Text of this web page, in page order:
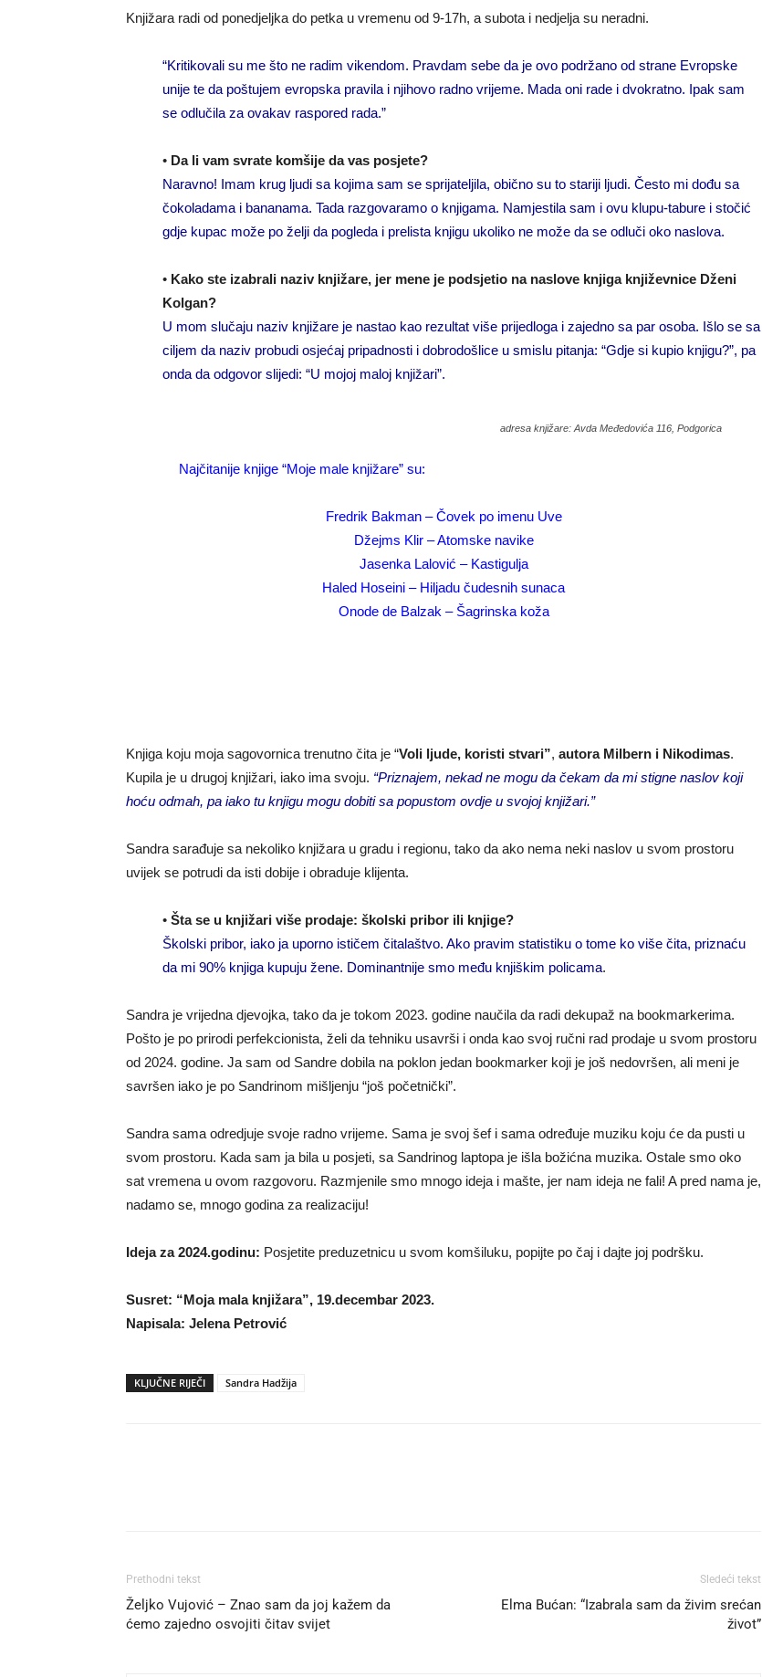
Knjižara radi od ponedjeljka do petka u vremenu od 9-17h, a subota i nedjelja su neradni.
“Kritikovali su me što ne radim vikendom. Pravdam sebe da je ovo podržano od strane Evropske
unije te da poštujem evropska pravila i njihovo radno vrijeme. Mada oni rade i dvokratno. Ipak sam
se odlučila za ovakav raspored rada.”
• Da li vam svrate komšije da vas posjete?
Naravno! Imam krug ljudi sa kojima sam se sprijateljila, obično su to stariji ljudi. Često mi dođu sa
čokoladama i bananama. Tada razgovaramo o knjigama. Namjestila sam i ovu klupu-tabure i stočić
gdje kupac može po želji da pogleda i prelista knjigu ukoliko ne može da se odluči oko naslova.
• Kako ste izabrali naziv knjižare, jer mene je podsjetio na naslove knjiga književnice Dženi
Kolgan?
U mom slučaju naziv knjižare je nastao kao rezultat više prijedloga i zajedno sa par osoba. Išlo se sa
ciljem da naziv probudi osjećaj pripadnosti i dobrodošlice u smislu pitanja: “Gdje si kupio knjigu?”, pa
onda da odgovor slijedi: “U mojoj maloj knjižari”.
adresa knjižare: Avda Međedovića 116, Podgorica
Najčitanije knjige “Moje male knjižare” su:
Fredrik Bakman – Čovek po imenu Uve
Džejms Klir – Atomske navike
Jasenka Lalović – Kastigulja
Haled Hoseini – Hiljadu čudesnih sunaca
Onode de Balzak – Šagrinska koža
Knjiga koju moja sagovornica trenutno čita je “Voli ljude, koristi stvari”, autora Milbern i Nikodimas.
Kupila je u drugoj knjižari, iako ima svoju. “Priznajem, nekad ne mogu da čekam da mi stigne naslov koji
hoću odmah, pa iako tu knjigu mogu dobiti sa popustom ovdje u svojoj knjižari.”
Sandra sarađuje sa nekoliko knjižara u gradu i regionu, tako da ako nema neki naslov u svom prostoru
uvijek se potrudi da isti dobije i obraduje klijenta.
• Šta se u knjižari više prodaje: školski pribor ili knjige?
Školski pribor, iako ja uporno ističem čitalaštvo. Ako pravim statistiku o tome ko više čita, priznaću
da mi 90% knjiga kupuju žene. Dominantnije smo među knjiškim policama.
Sandra je vrijedna djevojka, tako da je tokom 2023. godine naučila da radi dekupaž na bookmarkerima.
Pošto je po prirodi perfekcionista, želi da tehniku usavrši i onda kao svoj ručni rad prodaje u svom prostoru
od 2024. godine. Ja sam od Sandre dobila na poklon jedan bookmarker koji je još nedovršen, ali meni je
savršen iako je po Sandrinom mišljenju “još početnički”.
Sandra sama odredjuje svoje radno vrijeme. Sama je svoj šef i sama određuje muziku koju će da pusti u
svom prostoru. Kada sam ja bila u posjeti, sa Sandrinog laptopa je išla božićna muzika. Ostale smo oko
sat vremena u ovom razgovoru. Razmjenile smo mnogo ideja i mašte, jer nam ideja ne fali! A pred nama je,
nadamo se, mnogo godina za realizaciju!
Ideja za 2024.godinu: Posjetite preduzetnicu u svom komšiluku, popijte po čaj i dajte joj podršku.
Susret: “Moja mala knjižara”, 19.decembar 2023.
Napisala: Jelena Petrović
KLJUČNE RIJEČI Sandra Hadžija
Prethodni tekst
Željko Vujović – Znao sam da joj kažem da
ćemo zajedno osvojiti čitav svijet
Sledeći tekst
Elma Bućan: “Izabrala sam da živim srećan
život”